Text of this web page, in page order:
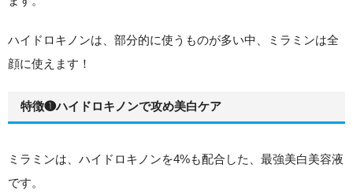
ハイドロキノンは、部分的に使うものが多い中、ミラミンは全
顔に使えます！
特徴❶ハイドロキノンで攻め美白ケア
ミラミンは、ハイドロキノンを4%も配合した、最強美白美容液
です。